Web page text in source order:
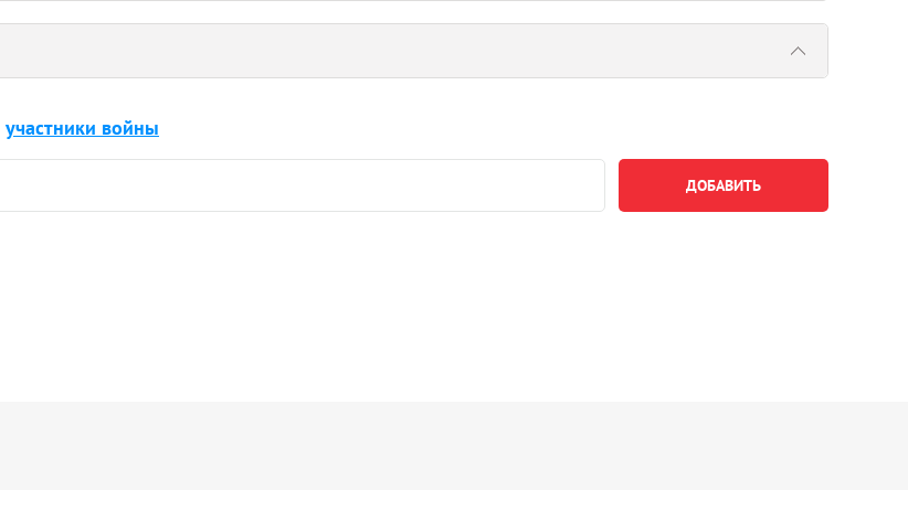
участники войны